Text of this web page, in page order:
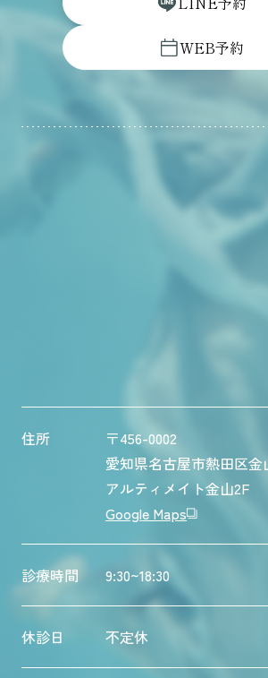
WEB予約
住所
〒456-0002
愛知県名古屋市熱田区金
アルティメイト金山2F
Google Maps
診療時間 9:30~18:30
休診日 不定休